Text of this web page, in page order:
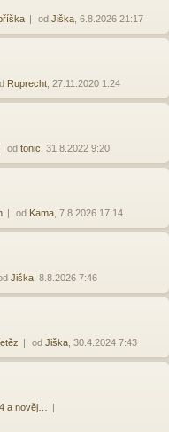
od Jiška , 6.8.2026 21:17
Ruprecht , 27.11.2020 1:24
od tonic , 31.8.2022 9:20
od Kama , 7.8.2026 17:14
Jiška , 8.8.2026 7:46
od Jiška , 30.4.2024 7:43
a nověj…